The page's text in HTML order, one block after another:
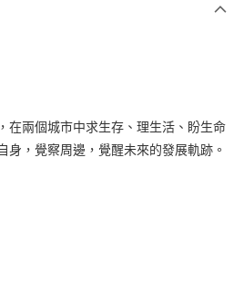
在兩個城市中求生存、理生活、盼生命
身，覺察周邊，覺醒未來的發展軌跡。